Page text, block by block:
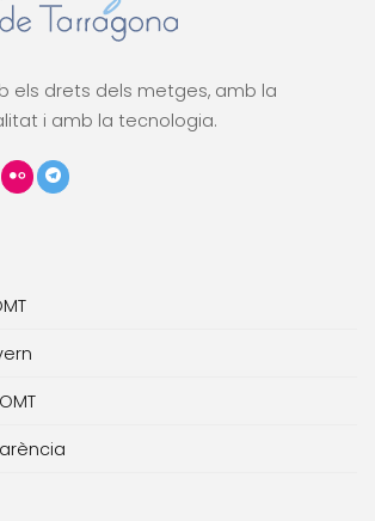
els drets dels metges, amb la
i amb la tecnologia.